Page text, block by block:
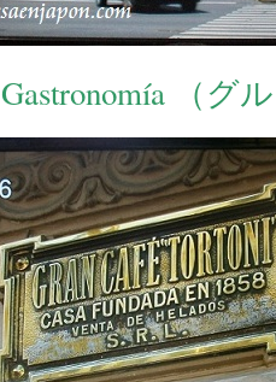
Gastronomía （グ